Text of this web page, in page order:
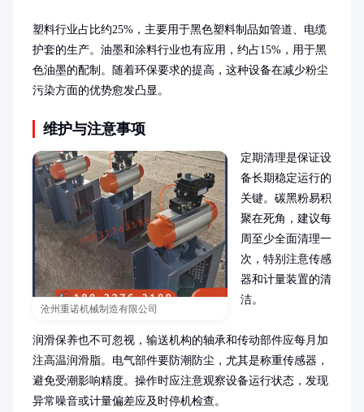
塑料行业占比约25%，主要用于黑色塑料制品如管道、电缆
护套的生产。油墨和涂料行业也有应用，约占15%，用于黑
色油墨的配制。随着环保要求的提高，这种设备在减少粉尘
污染方面的优势愈发凸显。
维护与注意事项
沧州重诺机械制造有限公司
定期清理是保证设
备长期稳定运行的
关键。碳黑粉易积
聚在死角，建议每
周至少全面清理一
次，特别注意传感
器和计量装置的清
洁。
润滑保养也不可忽视，输送机构的轴承和传动部件应每月加
注高温润滑脂。电气部件要防潮防尘，尤其是称重传感器，
避免受潮影响精度。操作时应注意观察设备运行状态，发现
异常噪音或计量偏差应及时停机检查。